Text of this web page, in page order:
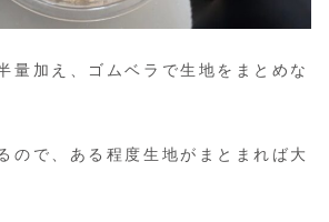
量加え、ゴムベラで生地をまとめな
ので、ある程度生地がまとまれば大